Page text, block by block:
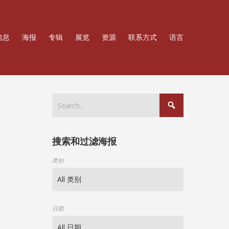
息 海报 专辑 展览 资源 联系方式 语言
搜索和过滤海报
类别
日期